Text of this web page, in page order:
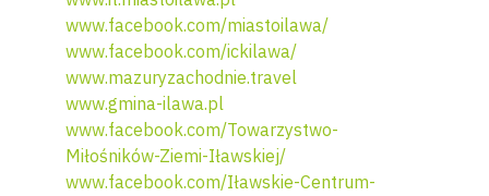
www.facebook.com/miastoilawa/
www.facebook.com/ickilawa/
www.mazuryzachodnie.travel
www.gmina-ilawa.pl
www.facebook.com/Towarzystwo-
Miłośników-Ziemi-Iławskiej/
www.facebook.com/Iławskie-Centrum-